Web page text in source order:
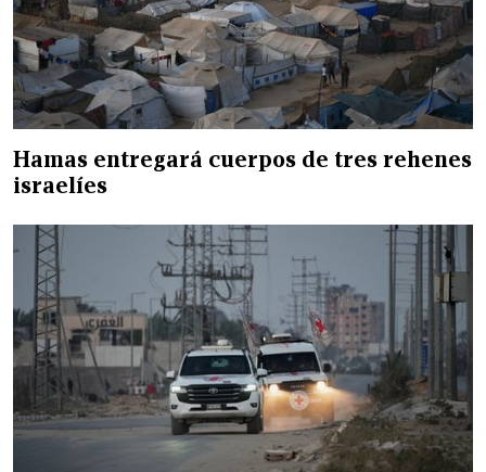
Hamas entregará cuerpos de tres rehenes
israelíes